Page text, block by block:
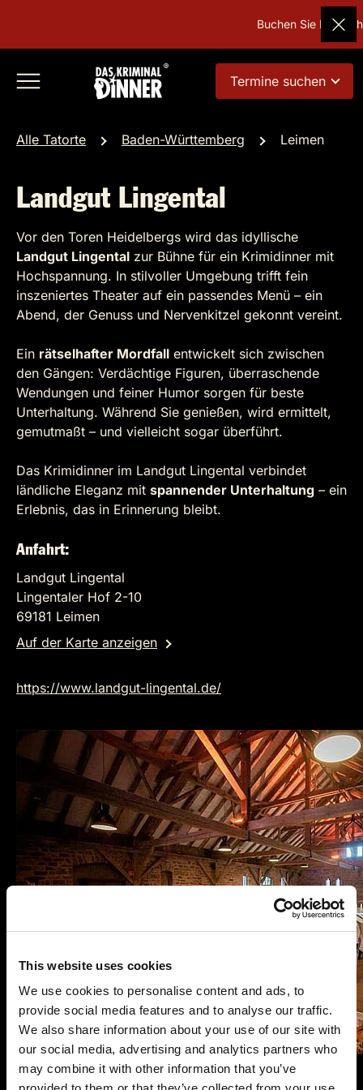
This website uses cookies
We use cookies to personalise content and ads, to
provide social media features and to analyse our traffic.
We also share information about your use of our site with
our social media, advertising and analytics partners who
may combine it with other information that you’ve
Buchen Sie
Termine suchen
Alle Tatorte Baden-Württemberg Leimen
Landgut Lingental
Vor den Toren Heidelbergs wird das idyllische
Landgut Lingental zur Bühne für ein Krimidinner mit
Hochspannung. In stilvoller Umgebung trifft fein
inszeniertes Theater auf ein passendes Menü – ein
Abend, der Genuss und Nervenkitzel gekonnt vereint.
Ein rätselhafter Mordfall entwickelt sich zwischen
den Gängen: Verdächtige Figuren, überraschende
Wendungen und feiner Humor sorgen für beste
Unterhaltung. Während Sie genießen, wird ermittelt,
gemutmaßt – und vielleicht sogar überführt.
Das Krimidinner im Landgut Lingental verbindet
ländliche Eleganz mit spannender Unterhaltung – ein
Erlebnis, das in Erinnerung bleibt.
Anfahrt:
Landgut Lingental
Lingentaler Hof 2-10
69181 Leimen
Auf der Karte anzeigen
https://www.landgut-lingental.de/